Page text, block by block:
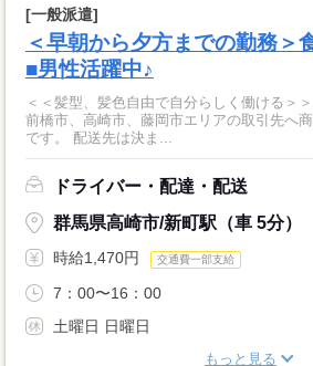
[一般派遣]
＜早朝から夕方までの勤務＞
■男性活躍中♪
＜＜髪型、髪色自由で自分らしく働ける＞
前橋市、高崎市、藤岡市エリアの取引先へ
です。 配送先は決ま...
ドライバー・配達・配送
群馬県高崎市/新町駅（車 5分）
時給1,470円 交通費一部支給
7：00〜16：00
土曜日 日曜日
もっと見る